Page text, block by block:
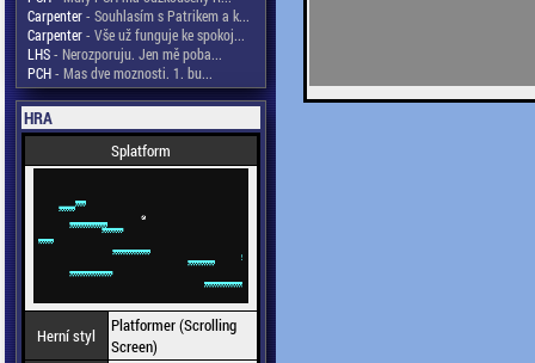
Carpenter- Souhlasím s Patrikem a k...
Carpenter- Vše už funguje ke spokoj...
LHS- Nerozporuju. Jen mě poba...
PCH- Mas dve moznosti. 1. bu...
HRA
Splatform
Herní styl
Platformer (Scrolling
Screen)